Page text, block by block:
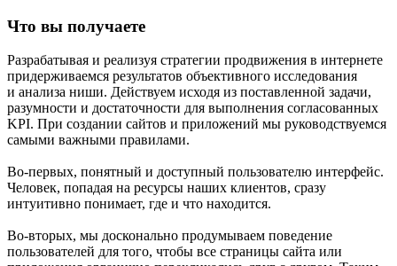
Что вы получаете
Разрабатывая и реализуя стратегии продвижения в интернете
придерживаемся результатов объективного исследования
и анализа ниши. Действуем исходя из поставленной задачи,
разумности и достаточности для выполнения согласованных
KPI. При создании сайтов и приложений мы руководствуемся
самыми важными правилами.
Во-первых, понятный и доступный пользователю интерфейс.
Человек, попадая на ресурсы наших клиентов, сразу
интуитивно понимает, где и что находится.
Во-вторых, мы досконально продумываем поведение
пользователей для того, чтобы все страницы сайта или